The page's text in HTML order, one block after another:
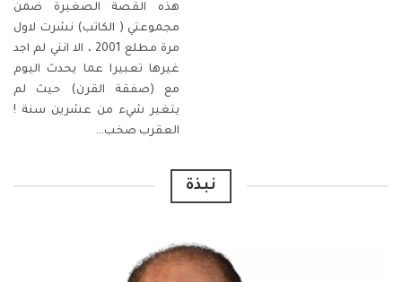
هذه القصة الصغيرة ضمن
مجموعتي ( الكاتب) نشرت لاول
مرة مطلع 2001 ، الا انني لم اجد
غيرها تعبيرا عما يحدث اليوم
مع (صفقة القرن) حيث لم
يتغير شيء من عشرين سنة !
العقرب صخب…
نبذة